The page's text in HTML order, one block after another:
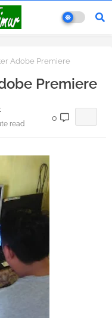
Adobe Premiere
Premiere
read
0